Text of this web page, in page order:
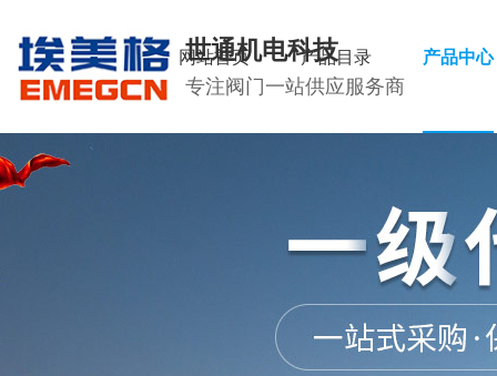
世通机电科技
专注阀门一站供应服务商
网站首页 产品目录 产品中心